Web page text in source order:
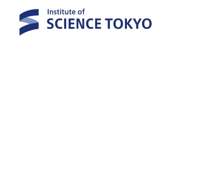
2025.11.5-8Conference
The Asia Communications and Photonics Conference
(ACP 2025) in Suzhou で庄司准教授が招待講演しました。